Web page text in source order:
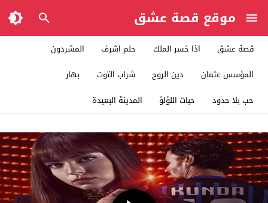
موقع قصة عشق
قصة عشق اذا خسر الملك حلم اشرف
المشردون
المؤسس عثمان
دين الروح شراب التوت
بهار
حب بلا حدود
حبات اللؤلؤ المدينة البعيدة